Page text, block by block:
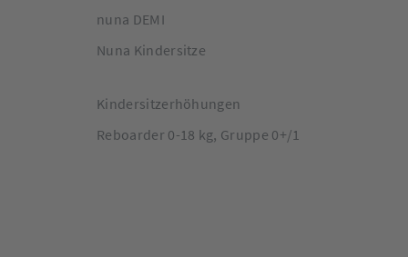
nuna DEMI
Nuna Kindersitze
Kindersitzerhöhungen
Reboarder 0-18 kg, Gruppe 0+/1